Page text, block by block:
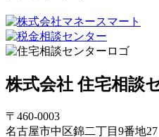
株式会社 住宅相談
〒460-0003
名古屋市中区錦二丁目9番地27